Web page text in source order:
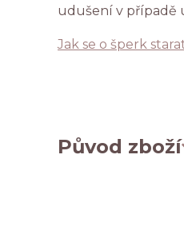
udušení v případě
Jak se o šperk
Původ zboží